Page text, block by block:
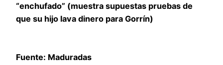
“enchufado” (muestra supuestas pruebas de
que su hijo lava dinero para Gorrín)
Fuente: Maduradas